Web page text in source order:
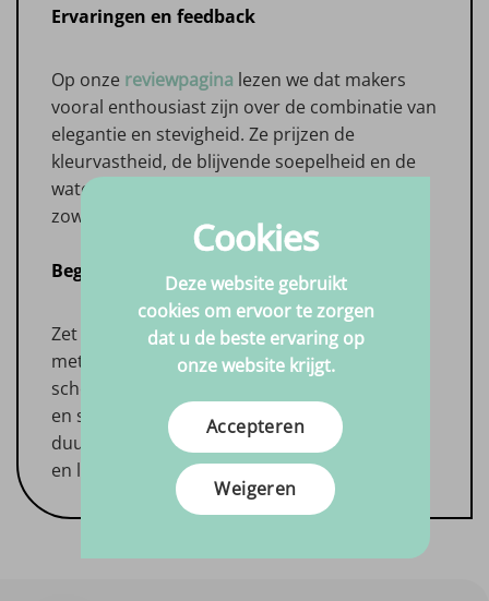
Ervaringen en feedback
Op onze reviewpagina lezen we dat makers
vooral enthousiast zijn over de combinatie van
elegantie en stevigheid. Ze prijzen de
kleurvastheid, de blijvende soepelheid en de
waterafstotende eigenschappen, ideaal voor
zowel mode- als outdoorprojecten.
Begin direct met Stretch Leer
Zet vandaag nog de eerste stap en bestel per
meter Stretch Leer bij Big in Fabric. Met
scherpe prijzen, gratis verzending vanaf € 99,-
en snelle levering ben je klaar om stijlvolle,
duurzame creaties te realiseren die comfort
en luxe moeiteloos combineren.
Cookies
Deze website gebruikt
cookies om ervoor te zorgen
dat u de beste ervaring op
onze website krijgt.
Accepteren
Weigeren